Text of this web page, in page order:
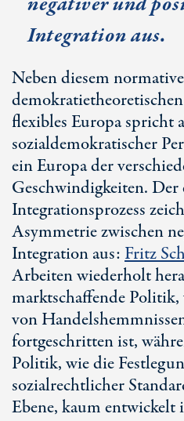
Integration aus.
Neben diesem
flexibles Europa spricht
sozialdemokratischer
ein Europa der
Geschwindigkeiten. Der
Integrationsprozess
Asymmetrie zwischen
Integration aus:Fritz
Arbeiten wiederholt
marktschaffende
von
fortgeschritten ist,
Politik, wie die
sozialrechtlicher
Ebene, kaum entwickelt